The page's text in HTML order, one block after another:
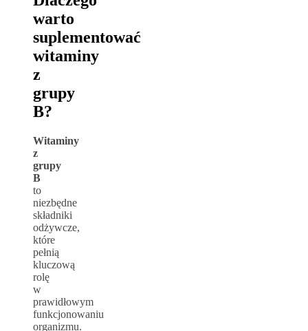
warto
suplementować
witaminy
z
grupy
B?
Witaminy
z
grupy
B
to
niezbędne
składniki
odżywcze,
które
pełnią
kluczową
rolę
w
prawidłowym
funkcjonowaniu
organizmu.